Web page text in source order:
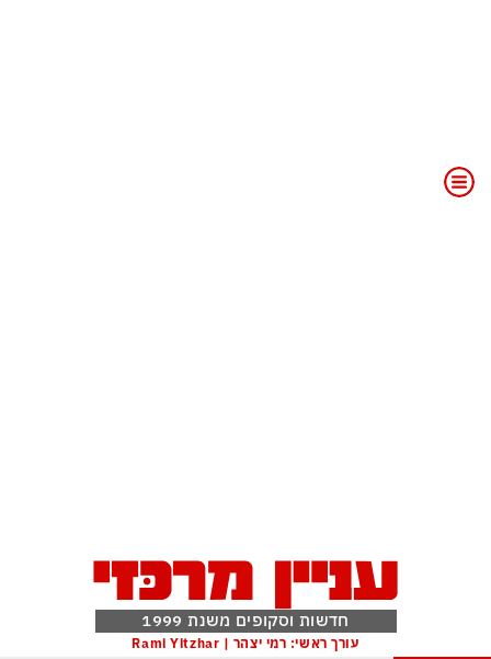
חדשות וסקופים משנת 1999
עורך ראשי: רמי יצהר | Rami Yitzhar